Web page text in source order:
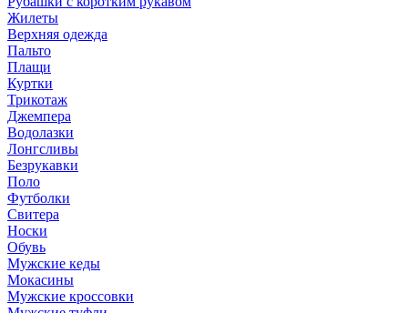
Жилеты
Верхняя одежда
Пальто
Плащи
Куртки
Трикотаж
Джемпера
Водолазки
Лонгсливы
Безрукавки
Поло
Футболки
Свитера
Носки
Обувь
Мужские кеды
Мокасины
Мужские кроссовки